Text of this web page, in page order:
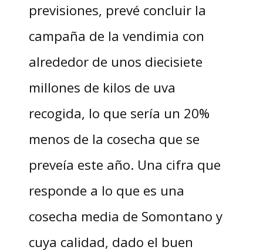
previsiones, prevé concluir la
campaña de la vendimia con
alrededor de unos diecisiete
millones de kilos de uva
recogida, lo que sería un 20%
menos de la cosecha que se
preveía este año. Una cifra que
responde a lo que es una
cosecha media de Somontano y
cuya calidad, dado el buen